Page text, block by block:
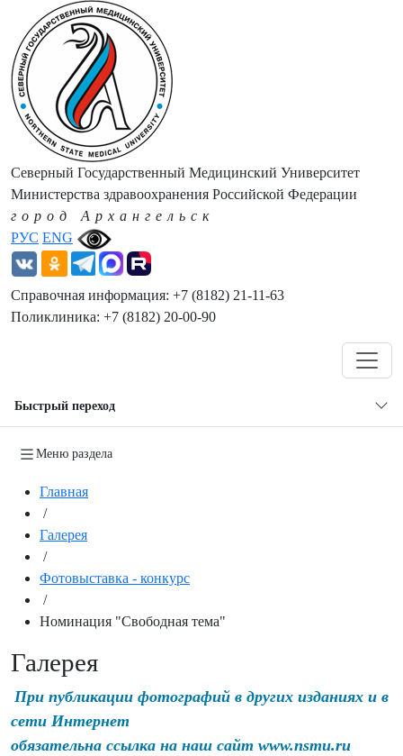
РУС ENG
Северный Государственный Медицинский Университет
Министерства здравоохранения Российской Федерации
город Архангельск
Справочная информация: +7 (8182) 21-11-63
Поликлиника: +7 (8182) 20-00-90
Быстрый переход
Меню раздела
Главная
/
Галерея
/
Фотовыставка - конкурс
/
Номинация "Свободная тема"
Галерея
При публикации фотографий в других изданиях и в
сети Интернет
обязательна ссылка на наш сайт www.nsmu.ru